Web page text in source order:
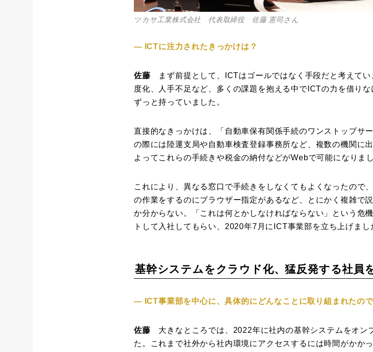
ツカサ工業株式会社 代表取締役 佐藤 憲司さん
― ICTに注力されたきっかけは？
佐藤 まず前提として、ICTはゴールではなく手段だと考えて
度化、人手不足など、多くの課題を抱える中でICTの力を借り
ずっと持っていました。
直接的なきっかけは、「自動車保有関係手続のワンストップサ
の際には陸運支局や自動車検査登録事務所など、複数の機関に
よってこれらの手続きや税金の納付などがWebで可能になりまし
これにより、異なる窓口で手続きをしなくてもよくなったので
の作業をするのにブラウザー指定があるなど、とにかく複雑で
か分からない。「これは何とかしなければならない」という危
トして入社してもらい、2020年7月にICT事業部を立ち上げまし
基幹システムをクラウド化、猛反発する社員
― ICT事業部を中心に、具体的にどんなことに取り組まれたの
佐藤 大きなところでは、2022年に社内の基幹システムをオン
た。これまで社外から社内環境にアクセスするには時間がかか